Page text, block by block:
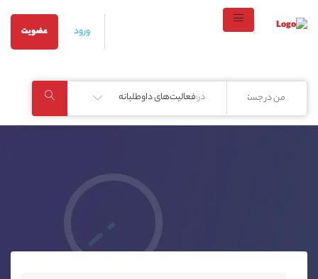
ورود عضویت
در:فعالیت‌های داوطلبانه